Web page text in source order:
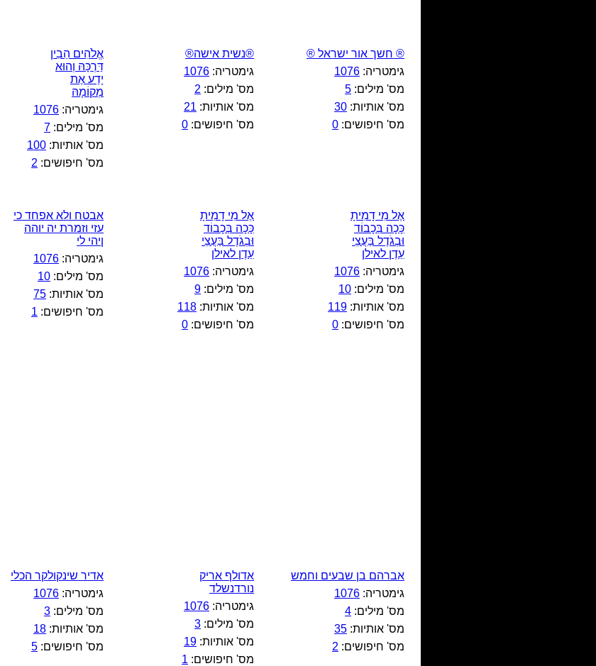
® חשך אור ישראל ®
גימטריה: 1076
מס' מילים: 5
מס' אותיות: 30
מס' חיפושים: 0
®נשית אישה®
גימטריה: 1076
מס' מילים: 2
מס' אותיות: 21
מס' חיפושים: 0
אֱלֹהִים הֵבִין
דַּרְכָּהּ וְהוּא
יָדַע אֶת
מְקוֹמָהּ
גימטריה: 1076
מס' מילים: 7
מס' אותיות: 100
מס' חיפושים: 2
אֶל מִי דָמִיתָ
כָּכָה בְּכָבוֹד
וּבְגֹדֶל בַּעֲצֵי
עֵדֶן לאילן
גימטריה: 1076
מס' מילים: 10
מס' אותיות: 119
מס' חיפושים: 0
אֶל מִי דָמִיתָ
כָּכָה בְּכָבוֹד
וּבְגֹדֶל בַּעֲצֵי
עֵדֶן לאילן
גימטריה: 1076
מס' מילים: 9
מס' אותיות: 118
מס' חיפושים: 0
אבטח ולא אפחד כי
עזי וזמרת יה יוהה
ןיהי לי
גימטריה: 1076
מס' מילים: 10
מס' אותיות: 75
מס' חיפושים: 1
אברהם בן שבעים וחמש
גימטריה: 1076
מס' מילים: 4
מס' אותיות: 35
מס' חיפושים: 2
אדולף אריק
נורדנשלד
גימטריה: 1076
מס' מילים: 3
מס' אותיות: 19
מס' חיפושים: 1
אדיר שינקולקר הכלי
גימטריה: 1076
מס' מילים: 3
מס' אותיות: 18
מס' חיפושים: 5